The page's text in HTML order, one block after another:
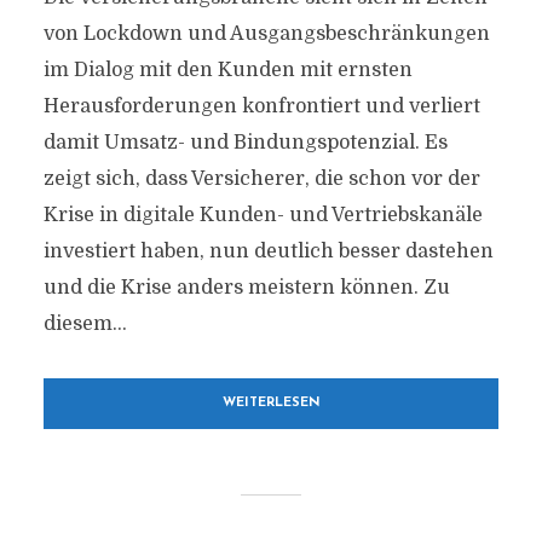
von Lockdown und Ausgangsbeschränkungen
im Dialog mit den Kunden mit ernsten
Herausforderungen konfrontiert und verliert
damit Umsatz- und Bindungspotenzial. Es
zeigt sich, dass Versicherer, die schon vor der
Krise in digitale Kunden- und Vertriebskanäle
investiert haben, nun deutlich besser dastehen
und die Krise anders meistern können. Zu
diesem...
WEITERLESEN